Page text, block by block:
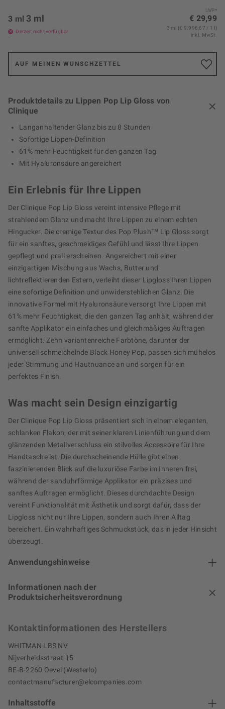
UVP*
€ 29,99
3 ml 3 ml
Derzeit nicht verfügbar
3 ml (€ 9.996,67 / 1 l)
inkl. MwSt.
AUF MEINEN WUNSCHZETTEL
Produktdetails zu Lippen Pop Lip Gloss von
Clinique
Langanhaltender Glanz bis zu 8 Stunden
Sofortige Lippen-Definition
61% mehr Feuchtigkeit für den ganzen Tag
Mit Hyaluronsäure angereichert
Ein Erlebnis für Ihre Lippen
Der Clinique Pop Lip Gloss vereint intensive Pflege mit
strahlendem Glanz und macht Ihre Lippen zu einem echten
Hingucker. Die cremige Textur des Pop Plush™ Lip Gloss sorgt
für ein sanftes, geschmeidiges Gefühl und lässt Ihre Lippen
gepflegt und prall erscheinen. Angereichert mit einer
einzigartigen Mischung aus Wachs, Butter und
lichtreflektierenden Estern, verleiht dieser Lipgloss Ihren Lippen
eine sofortige Definition und unwiderstehlichen Glanz. Die
innovative Formel mit Hyaluronsäure versorgt Ihre Lippen mit
61% mehr Feuchtigkeit, die den ganzen Tag anhält, während der
sanfte Applikator ein einfaches und gleichmäßiges Auftragen
ermöglicht. Zehn variantenreiche Farbtöne, darunter der
universell schmeichelnde Black Honey Pop, passen sich mühelos
jeder Stimmung und Hautnuance an und sorgen für ein
perfektes Finish.
Was macht sein Design einzigartig
Der Clinique Pop Lip Gloss präsentiert sich in einem eleganten,
schlanken Flakon, der mit seiner klaren Linienführung und dem
glänzenden Metallverschluss ein stilvolles Accessoire für Ihre
Handtasche ist. Die durchscheinende Hülle gibt einen
faszinierenden Blick auf die luxuriöse Farbe im Inneren frei,
während der sanduhrförmige Applikator ein präzises und
sanftes Auftragen ermöglicht. Dieses durchdachte Design
vereint Funktionalität mit Ästhetik und sorgt dafür, dass der
Lipgloss nicht nur Ihre Lippen, sondern auch Ihren Alltag
bereichert. Ein wahrhaftiges Schmuckstück, das in jeder Hinsicht
überzeugt.
Anwendungshinweise
Informationen nach der
Produktsicherheitsverordnung
Kontaktinformationen des Herstellers
WHITMAN LBS NV
Nijverheidsstraat 15
BE-B-2260 Oevel (Westerlo)
contactmanufacturer@elcompanies.com
Inhaltsstoffe